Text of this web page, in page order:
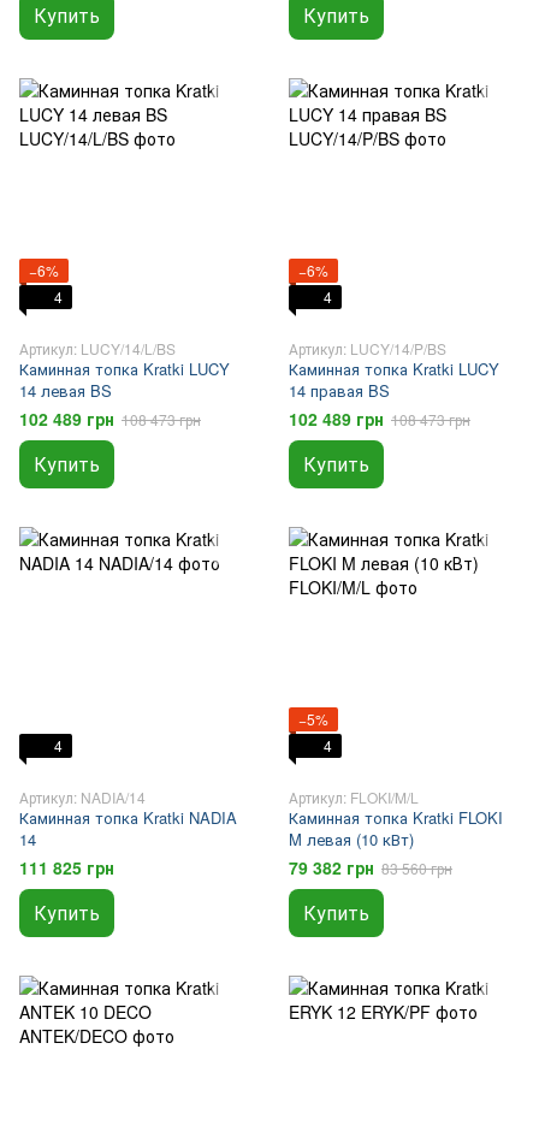
Купить Купить
−6%
4
Артикул: LUCY/14/L/BS
Каминная топка Kratki LUCY
14 левая BS
102 489 грн 108 473 грн
Купить
−6%
4
Артикул: LUCY/14/P/BS
Каминная топка Kratki LUCY
14 правая BS
102 489 грн 108 473 грн
Купить
4
Артикул: NADIA/14
Каминная топка Kratki NADIA
14
111 825 грн
Купить
−5%
4
Артикул: FLOKI/M/L
Каминная топка Kratki FLOKI
M левая (10 кВт)
79 382 грн 83 560 грн
Купить